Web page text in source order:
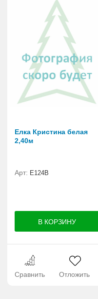
Елка Кристина белая
2,40м
Арт: E124B
Сравнить Отложить